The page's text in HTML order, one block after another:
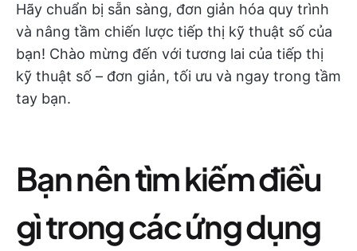
Hãy chuẩn bị sẵn sàng, đơn giản hóa quy trình
và nâng tầm chiến lược tiếp thị kỹ thuật số của
bạn! Chào mừng đến với tương lai của tiếp thị
kỹ thuật số – đơn giản, tối ưu và ngay trong tầm
tay bạn.
Bạn nên tìm kiếm điều
gì trong các ứng dụng